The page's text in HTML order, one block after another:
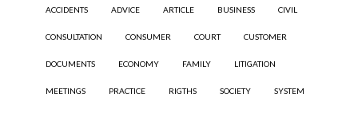
ACCIDENTS ADVICE ARTICLE BUSINESS CIVIL
CONSULTATION CONSUMER COURT CUSTOMER
DOCUMENTS ECONOMY FAMILY LITIGATION
MEETINGS PRACTICE RIGTHS SOCIETY SYSTEM